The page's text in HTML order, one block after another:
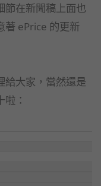
節在新聞稿上面也
著 ePrice 的更新
給大家，當然還是
：